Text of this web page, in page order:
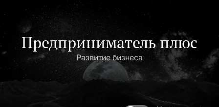
содержимому
Предприниматель плюс
Развитие бизнеса